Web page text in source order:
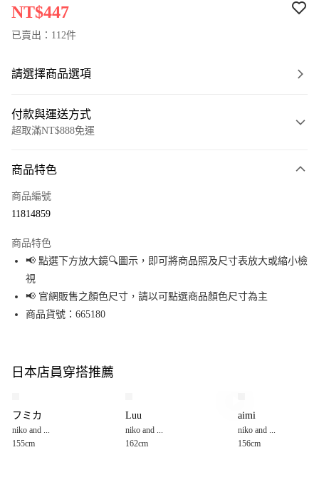
NT$447
已賣出：112件
請選擇商品選項
付款與運送方式
超取滿NT$888免運
信用卡一次付款
Apple Pay
街口支付
悠遊付
全盈+PAY
【大哥付你分期使用說明】
1.本服務由台灣大哥大提供，台灣大哥大用戶可立即使用無須另外申請。
2.付款方式選擇「大哥付你分期」，訂單成立後會自動跳轉到大哥付的交易
AFTEE先享後付
商品特色
商品編號
11814859
商品特色
📢 點選下方放大鏡🔍圖示，即可將商品照及尺寸表放大或縮小檢
視
📢 官網販售之顏色尺寸，請以可點選商品顏色尺寸為主
商品貨號：665180
日本店員穿搭推薦
フミカ
niko and ...
155cm
Luu
niko and ...
162cm
aimi
niko and ...
156cm